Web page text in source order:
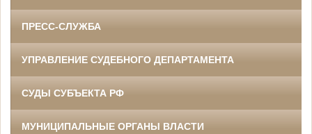
ПРЕСС-СЛУЖБА
УПРАВЛЕНИЕ СУДЕБНОГО ДЕПАРТАМЕНТА
СУДЫ СУБЪЕКТА РФ
МУНИЦИПАЛЬНЫЕ ОРГАНЫ ВЛАСТИ